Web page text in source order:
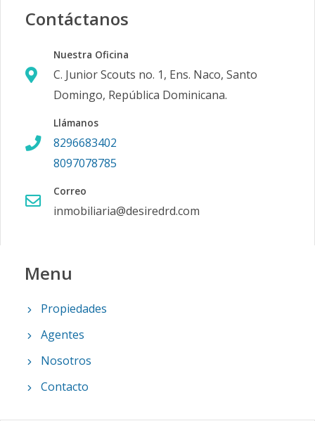
Contáctanos
Nuestra Oficina
C. Junior Scouts no. 1, Ens. Naco, Santo
Domingo, República Dominicana.
Llámanos
8296683402
8097078785
Correo
inmobiliaria@desiredrd.com
Menu
Propiedades
Agentes
Nosotros
Contacto